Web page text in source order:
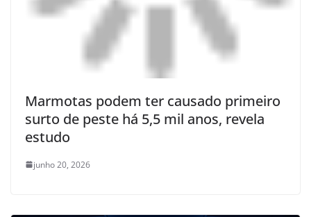
Marmotas podem ter causado primeiro
surto de peste há 5,5 mil anos, revela
estudo
junho 20, 2026